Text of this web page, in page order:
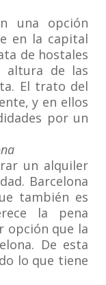
una opción
en la capital
de hostales
altura de las
El trato del
y en ellos
por un
un alquiler
Barcelona
también es
la pena
opción que la
De esta
lo que tiene